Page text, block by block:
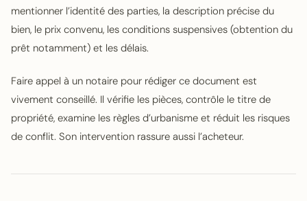
mentionner l’identité des parties, la description précise du
bien, le prix convenu, les conditions suspensives (obtention du
prêt notamment) et les délais.
Faire appel à un notaire pour rédiger ce document est
vivement conseillé. Il vérifie les pièces, contrôle le titre de
propriété, examine les règles d’urbanisme et réduit les risques
de conflit. Son intervention rassure aussi l’acheteur.